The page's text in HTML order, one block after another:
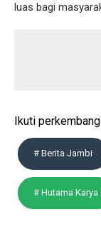
luas bagi
Ikuti
# Berita Jambi
# Hutama Karya